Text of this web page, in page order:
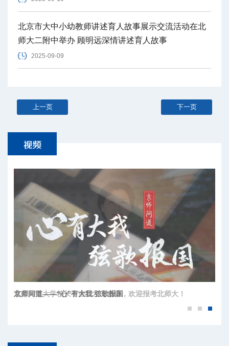
北京市大中小幼教师讲述育人故事展示交流活动在北
师大二附中举办 顾明远深情讲述育人故事
2025-09-09
上一页 下一页
北京师范大学校长于吉红发出邀请，欢迎报考北师大！
京师问道——“心”有大我 弦歌报国